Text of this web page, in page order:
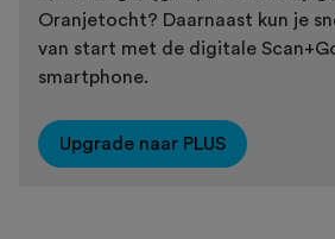
Oranjetocht? Daarnaast kun je
van start met de digitale
smartphone.
Upgrade naar PLUS